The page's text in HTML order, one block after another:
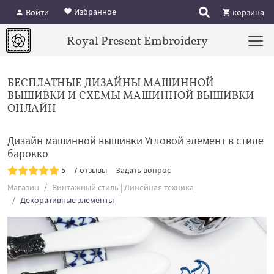
Войти Избранное корзина
Royal Present Embroidery
БЕСПЛАТНЫЕ ДИЗАЙНЫ МАШИННОЙ
ВЫШИВКИ И СХЕМЫ МАШИННОЙ ВЫШИВКИ
ОНЛАЙН
Дизайн машинной вышивки Угловой элемент в стиле
барокко
5 7 отзывы
Задать вопрос
Магазин
Винтажный стиль | Линейная техника
Декоративные элементы